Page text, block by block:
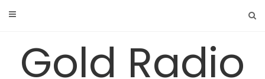
Gold Radio